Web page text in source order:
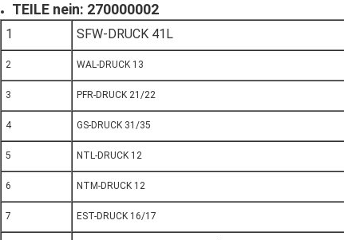
TEILE nein: 270000002
1 SFW-DRUCK 41L
2 WAL-DRUCK 13
3 PFR-DRUCK 21/22
4 GS-DRUCK 31/35
5 NTL-DRUCK 12
6 NTM-DRUCK 12
7 EST-DRUCK 16/17